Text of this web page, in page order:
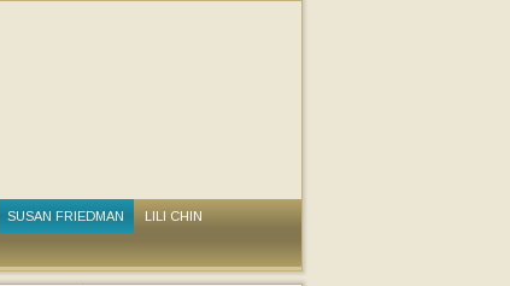
SUSAN FRIEDMAN LILI CHIN